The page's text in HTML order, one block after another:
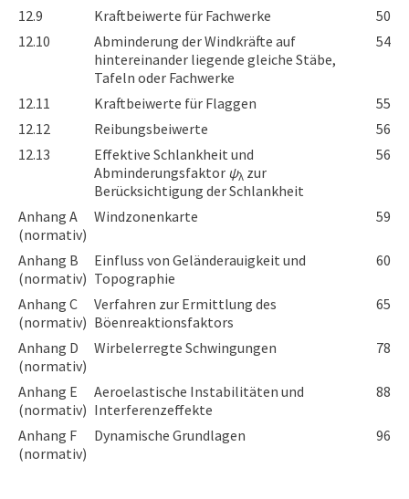
12.9
Kraftbeiwerte für Fachwerke
50
12.10
Abminderung der Windkräfte auf
hintereinander liegende gleiche Stäbe,
Tafeln oder Fachwerke
54
12.11 Kraftbeiwerte für Flaggen
55
12.12
Reibungsbeiwerte
56
12.13
Effektive Schlankheit und
Abminderungsfaktor ψλ zur
Berücksichtigung der Schlankheit
56
Anhang A
(normativ)
Windzonenkarte 59
Anhang B
(normativ)
Einfluss von Geländerauigkeit und
Topographie
60
Anhang C
(normativ)
Verfahren zur Ermittlung des
Böenreaktionsfaktors
65
Anhang D
(normativ)
Wirbelerregte Schwingungen 78
Anhang E
(normativ)
Aeroelastische Instabilitäten und
Interferenzeffekte
88
Anhang F
(normativ)
Dynamische Grundlagen 96